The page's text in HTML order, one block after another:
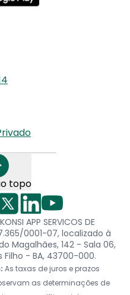
topo
APP SERVICOS DE
0001-07, localizado à
Magalhães, 142 - Sala 06,
- BA, 43700-000.
As taxas de juros e prazos
as determinações de